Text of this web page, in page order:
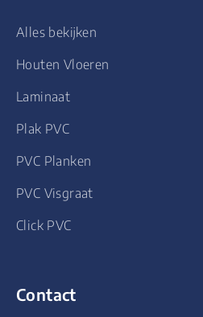
Alles bekijken
Houten Vloeren
Laminaat
Plak PVC
PVC Planken
PVC Visgraat
Click PVC
Contact